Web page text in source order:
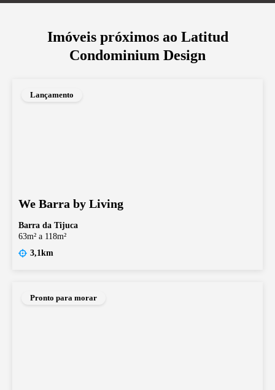
Imóveis próximos ao Latitud
Condominium Design
Lançamento
We Barra by Living
Barra da Tijuca
63m² a 118m²
3,1km
Pronto para morar